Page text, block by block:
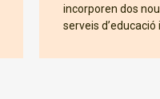
incorporen dos
serveis d’educació